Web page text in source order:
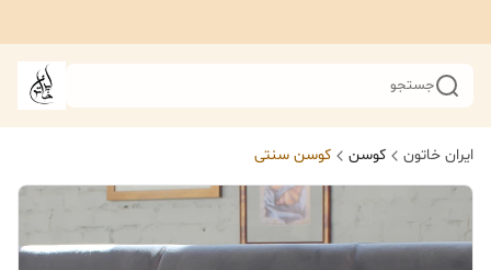
جستجو
ایران خاتون کوسن کوسن سنتی